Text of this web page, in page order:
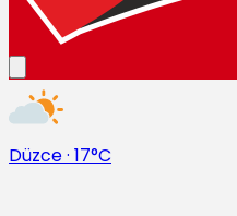
Düzce· 17°C